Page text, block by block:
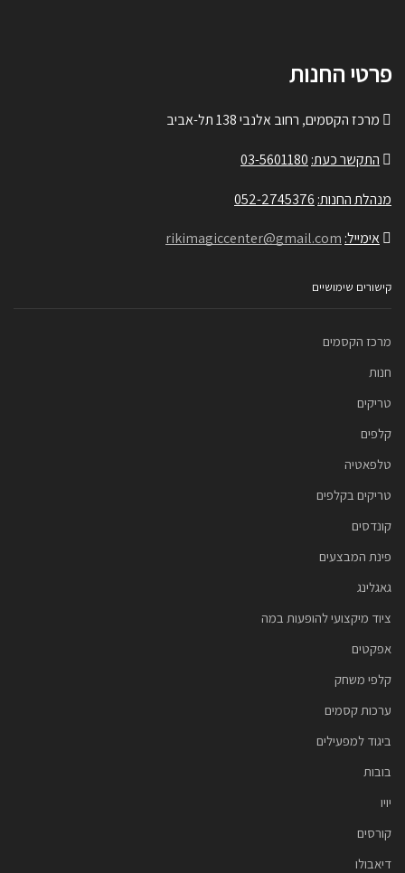
פרטי החנות
מרכז הקסמים, רחוב אלנבי 138 תל-אביב
התקשר כעת: 03-5601180
מנהלת החנות: 052-2745376
אימייל: rikimagiccenter@gmail.com
קישורים שימושיים
מרכז הקסמים
חנות
טריקים
קלפים
טלפאטיה
טריקים בקלפים
קונדסים
פינת המבצעים
גאגלינג
ציוד מיקצועי להופעות במה
אפקטים
קלפי משחק
ערכות קסמים
ביגוד למפעילים
בובות
יויו
קורסים
דיאבולו